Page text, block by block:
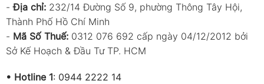
-Địa chỉ: 232/14 Đường Số 9, phường Thông Tây Hội,
Thành Phố Hồ Chí Minh
- Mã Số Thuế: 0312 076 692 cấp ngày 04/12/2012 bởi
Sở Kế Hoạch & Đầu Tư TP. HCM
• Hotline 1: 0944 2222 14